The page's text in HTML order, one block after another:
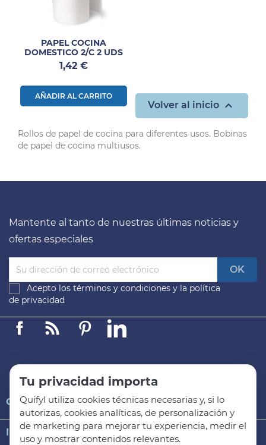
PAPEL COCINA
DOMESTICO 2/C 2 UDS
Precio
1,42 €
AÑADIR AL CARRITO
Volver al inicio 
Rollos de papel de cocina para diferentes usos. Bobinas
de papel de cocina multiusos.
Mantente al tanto de nuestras últimas noticias y
ofertas especiales
Acepto los términos y condiciones y la política
de privacidad
FacebookLinkedinPinterest
QUIFYL
INFORMACIÓN GENERAL 
Tu privacidad importa
Quifyl utiliza cookies técnicas necesarias y, si lo
autorizas, cookies analíticas, de personalización y
de marketing para mejorar tu experiencia, medir el
uso y mostrar contenidos relevantes.